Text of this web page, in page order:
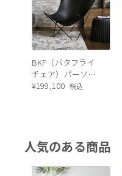
BKF（バタフライ
チェア）パーソナ
ルチェア（ブラッ
¥199,100 税込
人気のある商品